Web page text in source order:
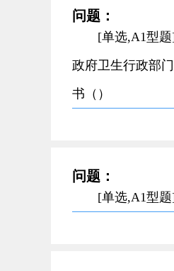
问题：
[单选,A1型
政府卫生行政部
书（）
问题：
[单选,A1型